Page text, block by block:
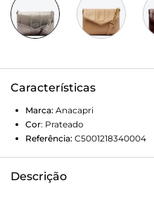
Características
Marca: Anacapri
Cor: Prateado
Referência: C5001218340004
Descrição